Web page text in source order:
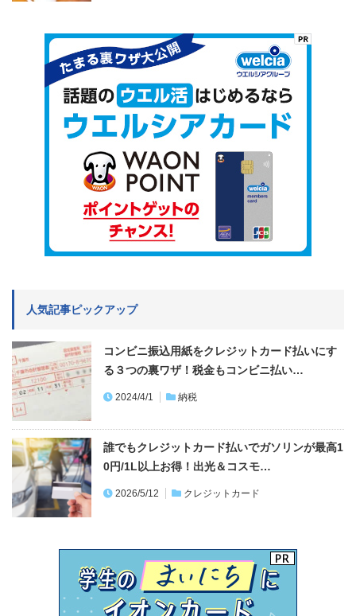
人気記事ピックアップ
コンビニ振込用紙をクレジットカード払いにす
る３つの裏ワザ！税金もコンビニ払い…
2024/4/1 納税
誰でもクレジットカード払いでガソリンが最高1
0円/1L以上お得！出光＆コスモ…
2026/5/12 クレジットカード